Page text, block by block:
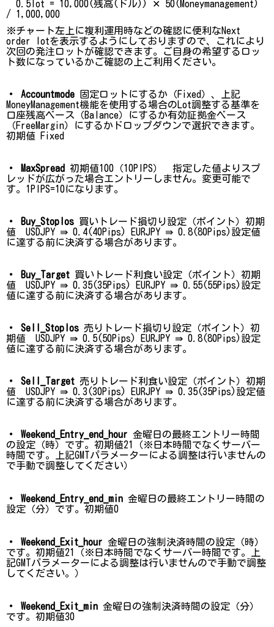
0.5lot = 10,000(残高(ドル)) ✕ 50(Moneymanagement)
/ 1,000,000
※チャート左上に複利運用時などの確認に便利なNext
order lotを表示するようにしておりますので、これにより
次回の発注ロットが確認できます。ご自身の希望するロッ
ト数になっているかご確認の上ご利用ください。
・ Accountmode 固定ロットにするか（Fixed）、上記
MoneyManagement機能を使用する場合のLot調整する基準を
口座残高ベース（Balance）にするか有効証拠金ベース
（FreeMargin）にするかドロップダウンで選択できます。
初期値 Fixed
・ MaxSpread
初期値100（10PIPS） 指定した値よりスプ
レッドが広がった場合エントリーしません。変更可能で
す。1PIPS=10になります。
・ Buy_Stoplos 買いトレード損切り設定（ポイント）初期
値 USDJPY ⇛ 0.4(40Pips) EURJPY ⇛ 0.8(80Pips)設定値
に達する前に決済する場合があります。
・ Buy_Target 買いトレード利食い設定（ポイント）初期
値 USDJPY ⇛ 0.35(35Pips) EURJPY ⇛ 0.55(55Pips)設定
値に達する前に決済する場合があります。
・ Sell_Stoplos 売りトレード損切り設定（ポイント）初
期値 USDJPY ⇛ 0.5(50Pips) EURJPY ⇛ 0.8(80Pips)設定
値に達する前に決済する場合があります。
・ Sell_Target 売りトレード利食い設定（ポイント）初期
値 USDJPY ⇛ 0.3(30Pips) EURJPY ⇛ 0.35(35Pips)設定値
に達する前に決済する場合があります。
・ Weekend_Entry_end_hour 金曜日の最終エントリー時間
の設定（時）です。 初期値21
（※日本時間でなくサーバー
時間です。上記GMTパラメーターによる調整は行いませんの
で手動で調整してください）
・ Weekend_Entry_end_min 金曜日の最終エントリー時間の
設定（分）です。 初期値0
・ Weekend_Exit_hour 金曜日の強制決済時間の設定（時）
です。 初期値21
（※日本時間でなくサーバー時間です。上
記GMTパラメーターによる調整は行いませんので手動で調整
してください。 ）
・ Weekend_Exit_min 金曜日の強制決済時間の設定 （分）
です。 初期値30